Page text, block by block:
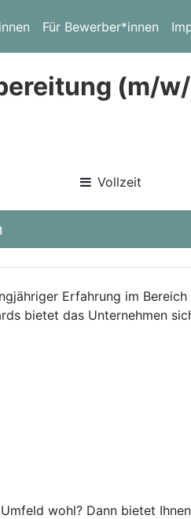
Für Bewerber*innen
(m/
Vollzeit
Erfahrung im Bereich
bietet das Unternehmen
wohl? Dann bietet